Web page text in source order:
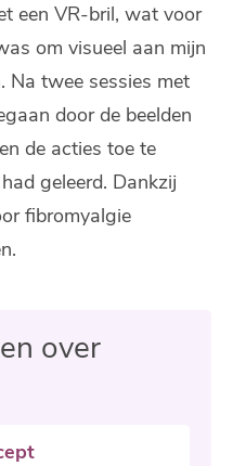
een VR-bril, wat voor
om visueel aan mijn
Na twee sessies met
door de beelden
de acties toe te
geleerd. Dankzij
fibromyalgie
over